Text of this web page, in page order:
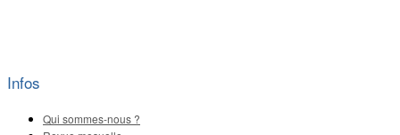
Infos
Qui sommes-nous ?